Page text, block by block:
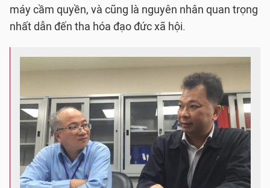
máy cầm quyền, và cũng là nguyên nhân quan trọng
nhất dẫn đến tha hóa đạo đức xã hội.